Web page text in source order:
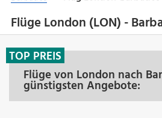
Flüge London (LON) -
Flüge von London nach
günstigsten Angebote:
TOP PREIS